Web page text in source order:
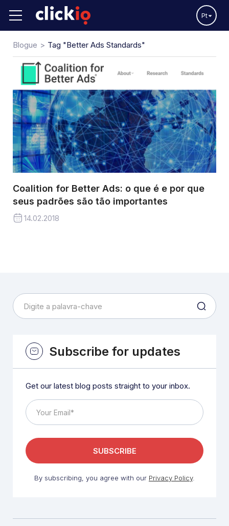
Pt
Blogue Tag "Better Ads Standards"
Coalition for Better Ads: o que é e por que
seus padrões são tão importantes
14.02.2018
Subscribe for updates
Get our latest blog posts straight to your inbox.
By subscribing, you agree with our Privacy Policy.